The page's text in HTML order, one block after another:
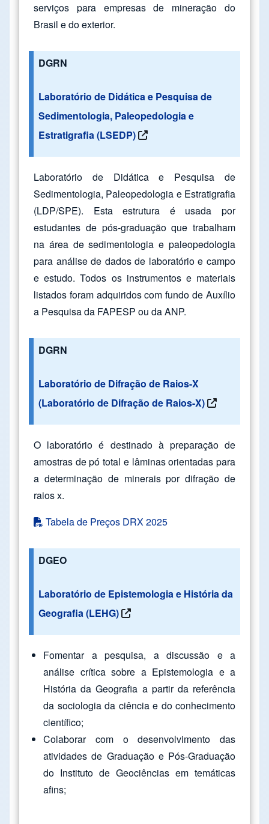
serviços para empresas de mineração do
Brasil e do exterior.
DGRN
Laboratório de Didática e Pesquisa de
Sedimentologia, Paleopedologia e
Estratigrafia (LSEDP)
Laboratório de Didática e Pesquisa de
Sedimentologia, Paleopedologia e Estratigrafia
(LDP/SPE). Esta estrutura é usada por
estudantes de pós-graduação que trabalham
na área de sedimentologia e paleopedologia
para análise de dados de laboratório e campo
e estudo. Todos os instrumentos e materiais
listados foram adquiridos com fundo de Auxílio
a Pesquisa da FAPESP ou da ANP.
DGRN
Laboratório de Difração de Raios-X
(Laboratório de Difração de Raios-X)
O laboratório é destinado à preparação de
amostras de pó total e lâminas orientadas para
a determinação de minerais por difração de
raios x.
Tabela de Preços DRX 2025
DGEO
Laboratório de Epistemologia e História da
Geografia (LEHG)
Fomentar a pesquisa, a discussão e a
análise crítica sobre a Epistemologia e a
História da Geografia a partir da referência
da sociologia da ciência e do conhecimento
científico;
Colaborar com o desenvolvimento das
atividades de Graduação e Pós-Graduação
do Instituto de Geociências em temáticas
afins;